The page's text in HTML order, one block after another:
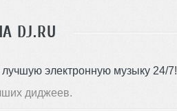
DJ.RU
электронную музыку 24/7!
диджеев.